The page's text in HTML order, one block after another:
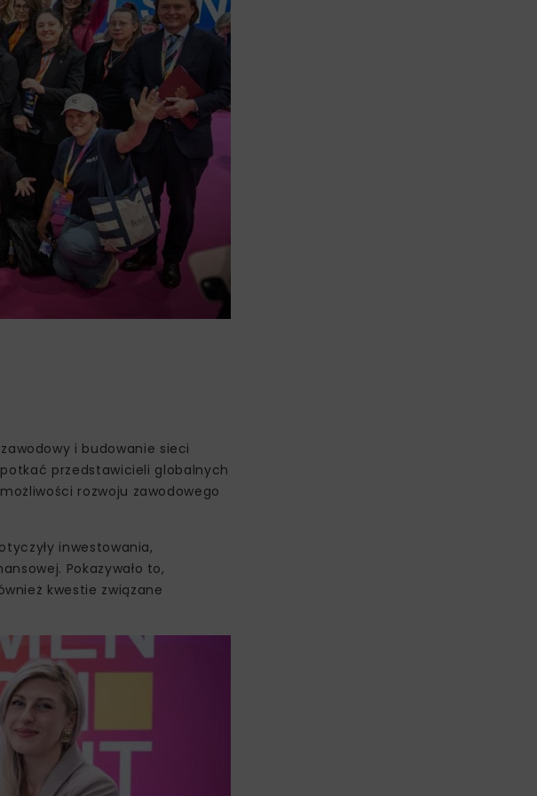
i budowanie sieci
przedstawicieli globalnych
rozwoju zawodowego
inwestowania,
Pokazywało to,
kwestie związane